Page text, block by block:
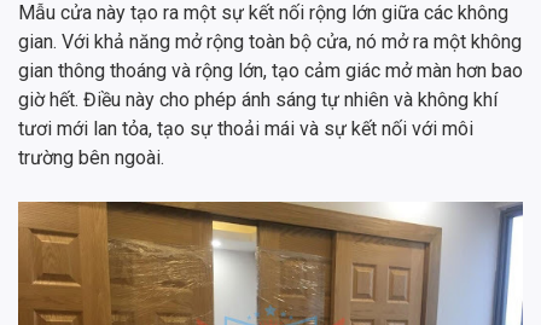
Mẫu cửa này tạo ra một sự kết nối rộng lớn giữa các không
gian. Với khả năng mở rộng toàn bộ cửa, nó mở ra một không
gian thông thoáng và rộng lớn, tạo cảm giác mở màn hơn bao
giờ hết. Điều này cho phép ánh sáng tự nhiên và không khí
tươi mới lan tỏa, tạo sự thoải mái và sự kết nối với môi
trường bên ngoài.